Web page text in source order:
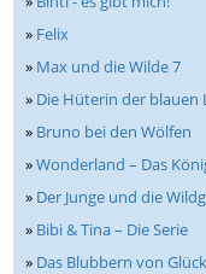
» Felix
» Max und die Wilde 7
» Die Hüterin der blauen
» Bruno bei den Wölfen
»Wonderland – Das
» Der Junge und die
» Bibi & Tina – Die Serie
» Das Blubbern von Glück